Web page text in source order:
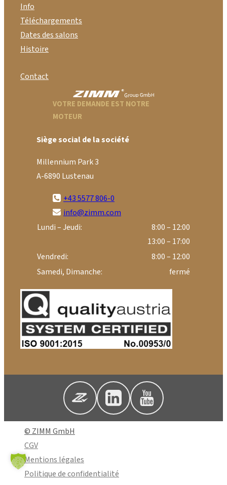
Info
Téléchargements
Dates des salons
Histoire
Contact
VOTRE DEMANDE EST NOTRE
MOTEUR
Siège social de la société
Millennium Park 3
A-6890 Lustenau
+43 5577 806-0
info@zimm.com
Lundi – Jeudi:
8:00 – 12:00
13:00 – 17:00
Vendredi:
8:00 – 12:00
Samedi, Dimanche:
fermé
© ZIMM GmbH
CGV
Mentions légales
Politique de confidentialité